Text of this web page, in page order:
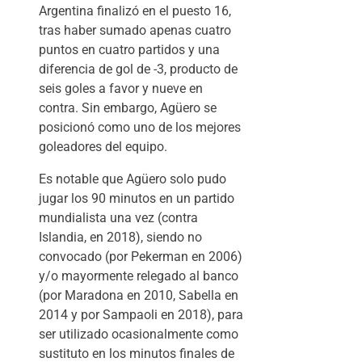
Argentina finalizó en el puesto 16,
tras haber sumado apenas cuatro
puntos en cuatro partidos y una
diferencia de gol de -3, producto de
seis goles a favor y nueve en
contra. Sin embargo, Agüero se
posicionó como uno de los mejores
goleadores del equipo.
Es notable que Agüero solo pudo
jugar los 90 minutos en un partido
mundialista una vez (contra
Islandia, en 2018), siendo no
convocado (por Pekerman en 2006)
y/o mayormente relegado al banco
(por Maradona en 2010, Sabella en
2014 y por Sampaoli en 2018), para
ser utilizado ocasionalmente como
sustituto en los minutos finales de